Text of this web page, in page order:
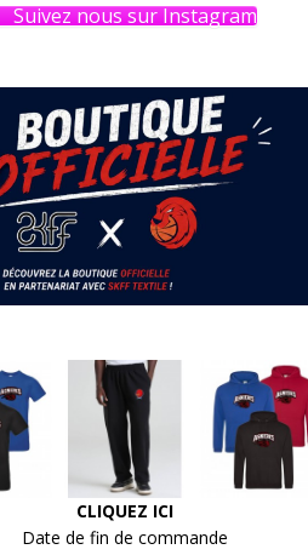
Suivez nous sur Instagram
CLIQUEZ ICI
Date de fin de commande